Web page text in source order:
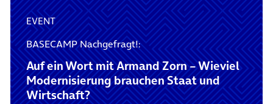
EVENT
BASECAMP Nachgefragt!:
Auf ein Wort mit Armand Zorn – Wieviel
Modernisierung brauchen Staat und
Wirtschaft?